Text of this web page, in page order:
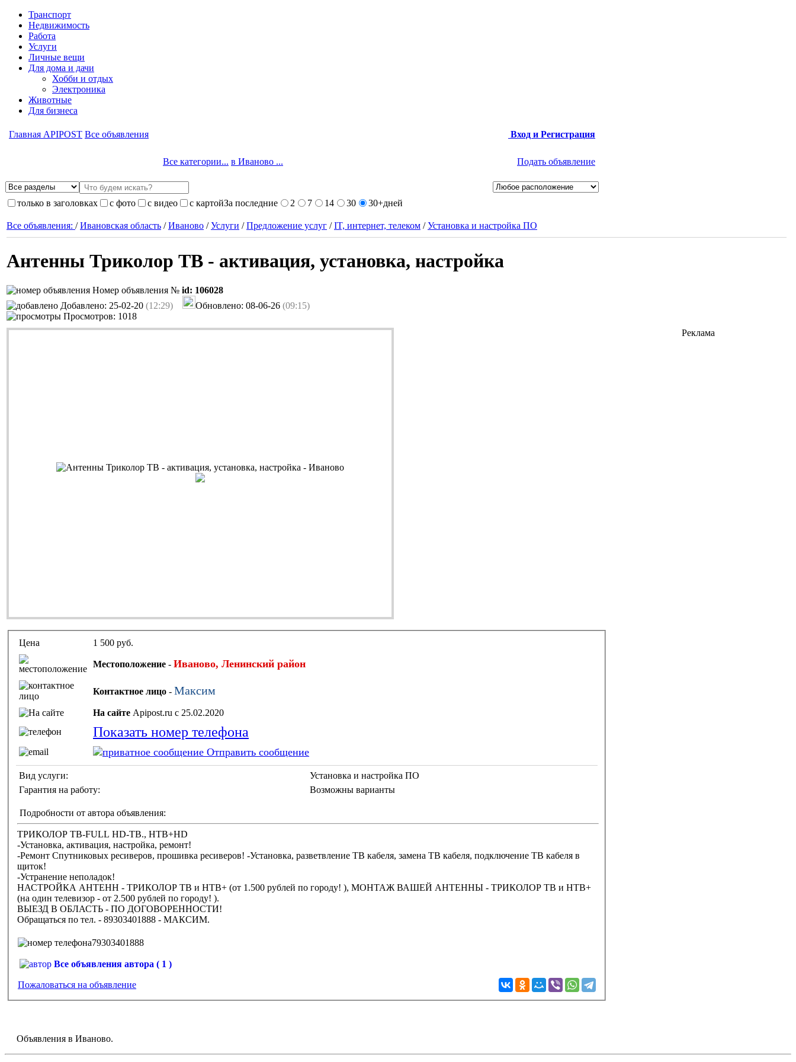
Транспорт
Недвижимость
Работа
Услуги
Личные вещи
Для дома и дачи
Хобби и отдых
Электроника
Животные
Для бизнеса
Главная APIPOST Все объявления Вход и Регистрация
Все категории... в Иваново ... Подать объявление
только в заголовках с фото с видео с картойЗа последние 2 7 14 30 30+дней
Все объявления: /Ивановская область /Иваново /Услуги /Предложение услуг /IT, интернет, телеком /Установка и настройка ПО
Антенны Триколор ТВ - активация, установка, настройка
Номер объявления № id: 106028
Добавлено: 25-02-20 (12:29) Обновлено: 08-06-26 (09:15)
Просмотров: 1018
Цена 1 500 руб.
Местоположение - Иваново, Ленинский район
Контактное лицо - Максим
На сайте Apipost.ru с 25.02.2020
Показать номер телефона
Отправить сообщение
Вид услуги:
Установка и настройка ПО
Гарантия на работу:
Возможны варианты
Подробности от автора объявления:
ТРИКОЛОР ТВ-FULL HD-ТВ., НТВ+HD
-Установка, активация, настройка, ремонт!
-Ремонт Спутниковых ресиверов, прошивка ресиверов! -Установка, разветвление ТВ кабеля, замена ТВ кабеля, подключение ТВ кабеля в
щиток!
-Устранение неполадок!
НАСТРОЙКА АНТЕНН - ТРИКОЛОР ТВ и НТВ+ (от 1.500 рублей по городу! ), МОНТАЖ ВАШЕЙ АНТЕННЫ - ТРИКОЛОР ТВ и НТВ+
(на один телевизор - от 2.500 рублей по городу! ).
ВЫЕЗД В ОБЛАСТЬ - ПО ДОГОВОРЕННОСТИ!
Обращаться по тел. - 89303401888 - МАКСИМ.
79303401888
Все объявления автора ( 1 )
Пожаловаться на объявление
Реклама
Объявления в Иваново.